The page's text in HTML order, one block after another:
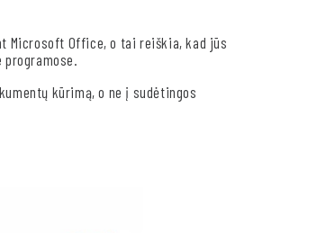
Microsoft Office, o tai reiškia, kad jūs
kūrimą, o ne į sudėtingos